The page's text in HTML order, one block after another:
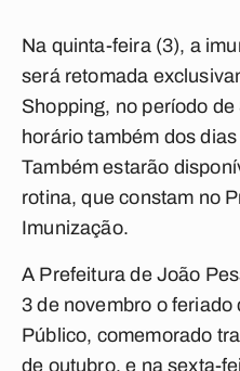
Na quinta-feira (3), a
será retomada
Shopping, no período
horário também dos
Também estarão
rotina, que constam no
Imunização.
A Prefeitura de João
3 de novembro o feriado
Público, comemorado
de outubro, e na sexta-